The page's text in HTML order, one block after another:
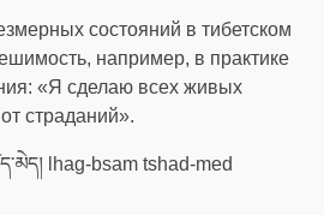
состояний в тибетском
например, в практике
«Я сделаю всех живых
страданий».
lhag-bsam tshad-med